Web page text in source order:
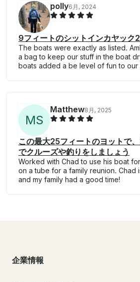
polly6月, 2024
9フィートのシットインカヤック
The boats were exactly as listed.
a bag to keep our stuff in the boat
boats added a be level of fun to our
MS
Matthew8月, 2025
この最大25フィートのヨットで
でクルーズや釣りをしましょう
Worked with Chad to use his boat
on a tube for a family reunion. Chad
and my family had a good time!
企業情報